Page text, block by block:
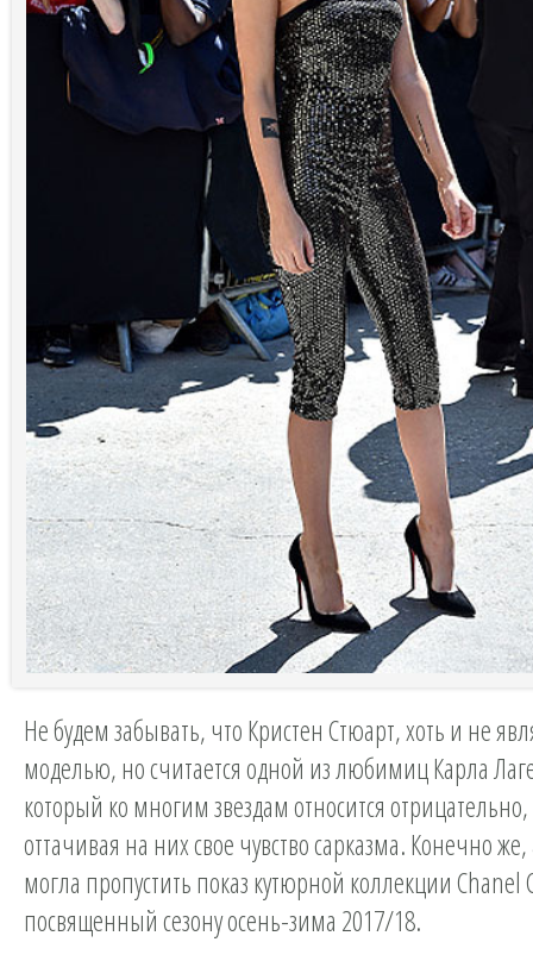
Не будем забывать, что Кристен Стюарт, хоть и не
моделью, но считается одной из любимиц Карла
который ко многим звездам относится
оттачивая на них свое чувство сарказма. Конечно
могла пропустить показ кутюрной коллекции Chanel
посвященный сезону осень-зима 2017/18.